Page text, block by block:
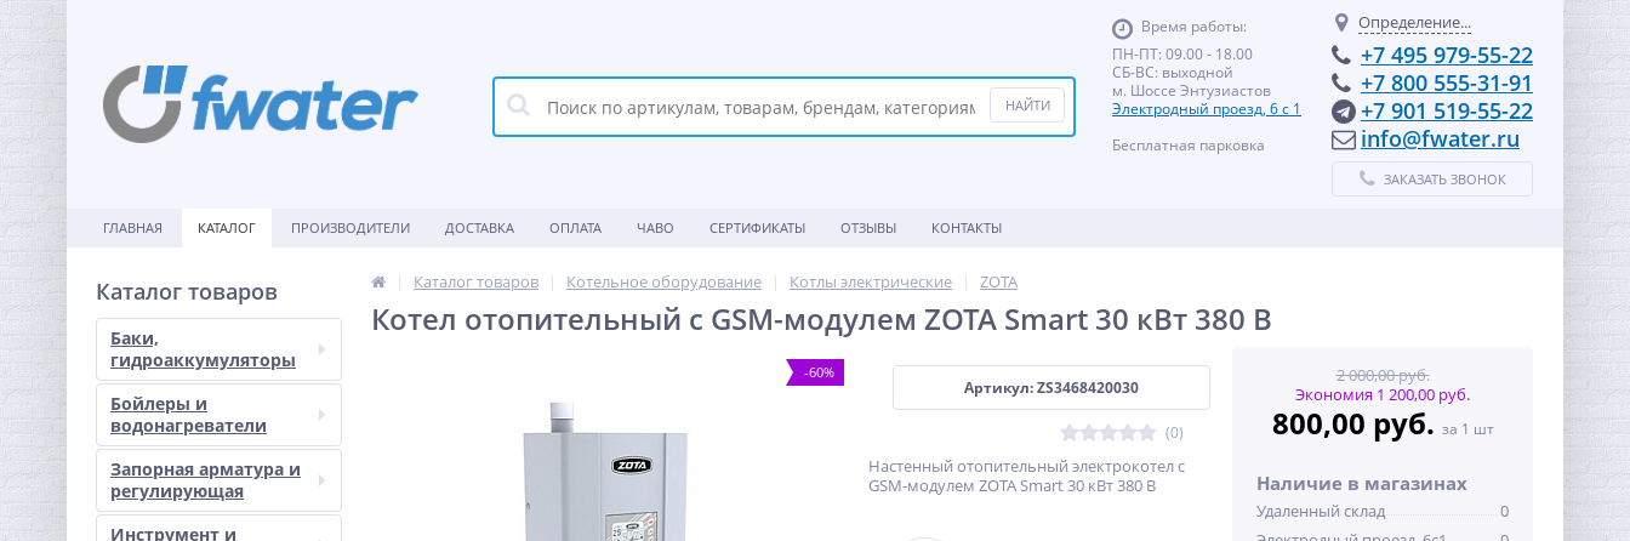
Время работы:
ПН-ПТ: 09.00 - 18.00
СБ-ВС: выходной
м. Шоссе Энтузиастов
Электродный проезд, 6 с 1
Бесплатная парковка
Определение...
+7 495 979-55-22
+7 800 555-31-91
+7 901 519-55-22
info@fwater.ru
ЗАКАЗАТЬ ЗВОНОК
ГЛАВНАЯ КАТАЛОГ ПРОИЗВОДИТЕЛИ ДОСТАВКА ОПЛАТА ЧАВО СЕРТИФИКАТЫ ОТЗЫВЫ КОНТАКТЫ
Каталог товаров
Баки,
гидроаккумуляторы
Бойлеры и
водонагреватели
Запорная арматура и
регулирующая
Инструмент и
Каталог товаров Котельное оборудование Котлы электрические ZOTA
Котел отопительный с GSM-модулем ZOTA Smart 30 кВт 380 В
-60%
Артикул: ZS3468420030
(0)
Настенный отопительный электрокотел с
GSM-модулем ZOTA Smart 30 кВт 380 В
2 000,00 руб.
Экономия 1 200,00 руб.
800,00 руб. за 1 шт
Наличие в магазинах
Удаленный склад
0